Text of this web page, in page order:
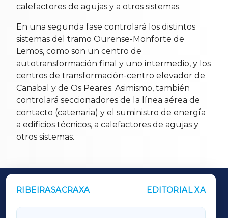
calefactores de agujas y a otros sistemas.
En una segunda fase controlará los distintos
sistemas del tramo Ourense-Monforte de
Lemos, como son un centro de
autotransformación final y uno intermedio, y los
centros de transformación-centro elevador de
Canabal y de Os Peares. Asimismo, también
controlará seccionadores de la línea aérea de
contacto (catenaria) y el suministro de energía
a edificios técnicos, a calefactores de agujas y
otros sistemas.
RIBEIRASACRAXA EDITORIAL XA
OUTROS PERIÓDICOS